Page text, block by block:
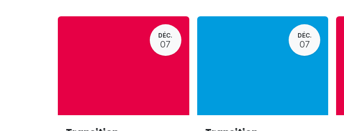
DÉC.
07
DÉC.
07